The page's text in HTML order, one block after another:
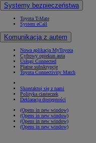
Systemy bezpieczeństwa
Toyota T-Mate
System eCall
Komunikacja z autem
Nowa aplikacja MyToyota
Cyfrowy opiekun auta
Usługi Connected
Płatne subskrypcje
Toyota Connectivity Match
Skontaktuj się z nami
Polityka ciasteczek
Deklaracja dostępności
(Opens in new window)
(Opens in new window)
(Opens in new window)
(Opens in new window)